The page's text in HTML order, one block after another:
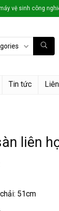
vệ sinh công
Tin tức
liên
51cm